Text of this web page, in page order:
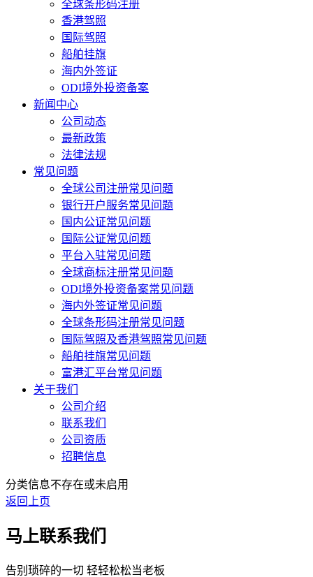
全球条形码注册
香港驾照
国际驾照
船舶挂旗
海内外签证
ODI境外投资备案
新闻中心
公司动态
最新政策
法律法规
常见问题
全球公司注册常见问题
银行开户服务常见问题
国内公证常见问题
国际公证常见问题
平台入驻常见问题
全球商标注册常见问题
ODI境外投资备案常见问题
海内外签证常见问题
全球条形码注册常见问题
国际驾照及香港驾照常见问题
船舶挂旗常见问题
富港汇平台常见问题
关于我们
公司介绍
联系我们
公司资质
招聘信息
分类信息不存在或未启用
返回上页
马上联系我们
告别琐碎的一切 轻轻松松当老板